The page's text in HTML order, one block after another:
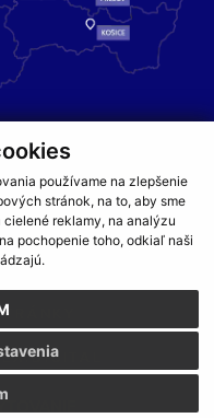
používame na zlepšenie
stránok, na to, aby sme
reklamy, na analýzu
pochopenie toho, odkiaľ naši
stretáva s liečivou silou
aj dušu.
JEDÁLNY LÍSTOK